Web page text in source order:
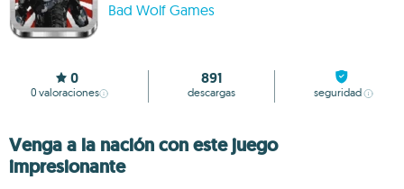
Bad Wolf Games
0
0 valoraciones
891
descargas seguridad
Venga a la nación con este juego
impresionante